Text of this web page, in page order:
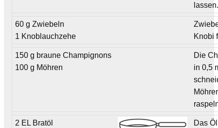
60 g Zwiebeln
1 Knoblauchzehe
Knobi
150 g braune Champignons
100 g Möhren
Die
in 0,5
2 EL Bratöl
Das